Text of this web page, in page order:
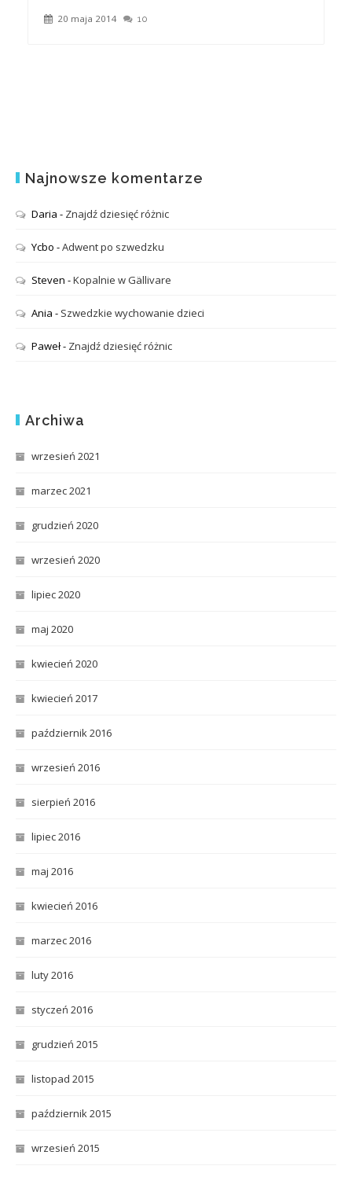
20 maja 2014 10
Najnowsze komentarze
Daria - Znajdź dziesięć różnic
Ycbo -Adwent po szwedzku
Steven -Kopalnie w Gällivare
Ania - Szwedzkie wychowanie dzieci
Paweł- Znajdź dziesięć różnic
Archiwa
wrzesień 2021
marzec 2021
grudzień 2020
wrzesień 2020
lipiec 2020
maj 2020
kwiecień 2020
kwiecień 2017
październik 2016
wrzesień 2016
sierpień 2016
lipiec 2016
maj 2016
kwiecień 2016
marzec 2016
luty 2016
styczeń 2016
grudzień 2015
listopad 2015
październik 2015
wrzesień 2015